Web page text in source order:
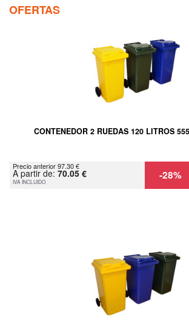
OFERTAS
CONTENEDOR 2 RUEDAS 120 LITROS
Precio anterior 97.30 €
A partir de: 70.05 €
IVA INCLUIDO -28%